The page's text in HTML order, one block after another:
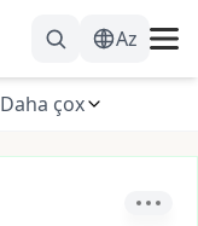
Az
Daha çox